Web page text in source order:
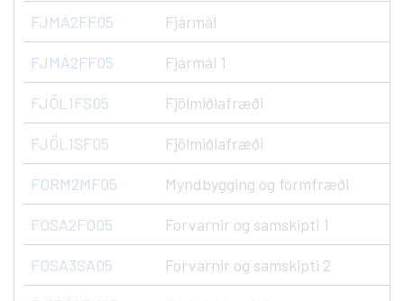
FJMÁ2FF05 Fjármál
FJMÁ2FF05 Fjármál 1
FJÖL1FS05 Fjölmiðlafræði
FJÖL1SF05 Fjölmiðlafræði
FORM2MF05 Myndbygging og formfræði
FOSA2FO05 Forvarnir og samskipti 1
FOSA3SA05 Forvarnir og samskipti 2